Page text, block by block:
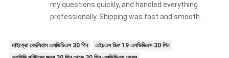
my questions quickly, and handled everything
professionally. Shipping was fast and smooth.
মাইক্রো কোক্সিয়াল এলভিডিএস 30 পিন
এইচএস ডিফ 19 এলভিডিএস 30 পিন